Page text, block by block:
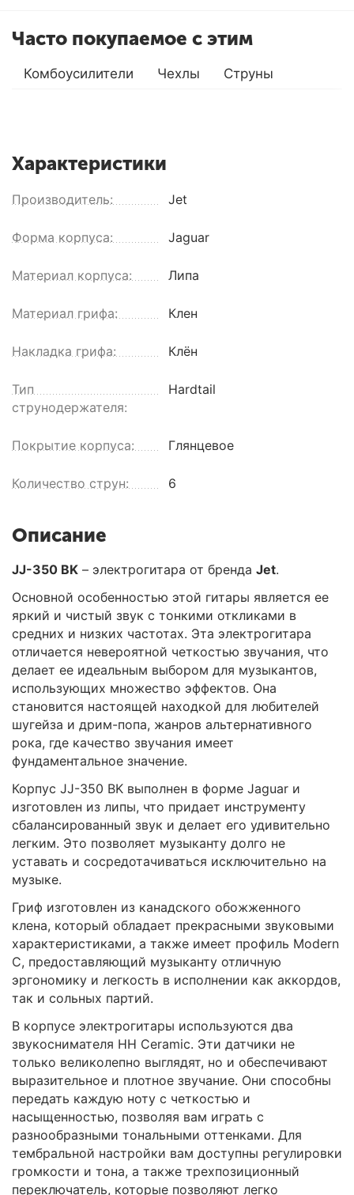
Часто покупаемое с этим
Комбоусилители Чехлы Струны
Характеристики
Производитель: Jet
Форма корпуса: Jaguar
Материал корпуса: Липа
Материал грифа: Клен
Накладка грифа: Клён
Тип
струнодержателя:
Hardtail
Покрытие корпуса: Глянцевое
Количество струн: 6
Описание
JJ-350 BK – электрогитара от бренда Jet.
Основной особенностью этой гитары является ее
яркий и чистый звук с тонкими откликами в
средних и низких частотах. Эта электрогитара
отличается невероятной четкостью звучания, что
делает ее идеальным выбором для музыкантов,
использующих множество эффектов. Она
становится настоящей находкой для любителей
шугейза и дрим-попа, жанров альтернативного
рока, где качество звучания имеет
фундаментальное значение.
Корпус JJ-350 BK выполнен в форме Jaguar и
изготовлен из липы, что придает инструменту
сбалансированный звук и делает его удивительно
легким. Это позволяет музыканту долго не
уставать и сосредотачиваться исключительно на
музыке.
Гриф изготовлен из канадского обожженного
клена, который обладает прекрасными звуковыми
характеристиками, а также имеет профиль Modern
C, предоставляющий музыканту отличную
эргономику и легкость в исполнении как аккордов,
так и сольных партий.
В корпусе электрогитары используются два
звукоснимателя HH Ceramic. Эти датчики не
только великолепно выглядят, но и обеспечивают
выразительное и плотное звучание. Они способны
передать каждую ноту с четкостью и
насыщенностью, позволяя вам играть с
разнообразными тональными оттенками. Для
тембральной настройки вам доступны регулировки
громкости и тона, а также трехпозиционный
переключатель, которые позволяют легко